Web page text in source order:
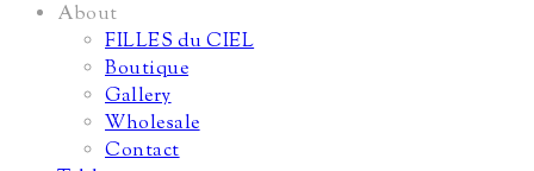
About
FILLES du CIEL
Boutique
Gallery
Wholesale
Contact